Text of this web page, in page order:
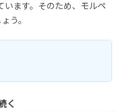
います。そのため、モルペ
う。
く